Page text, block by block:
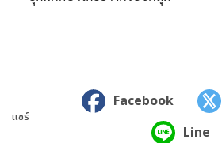
แชร์
Facebook
Line